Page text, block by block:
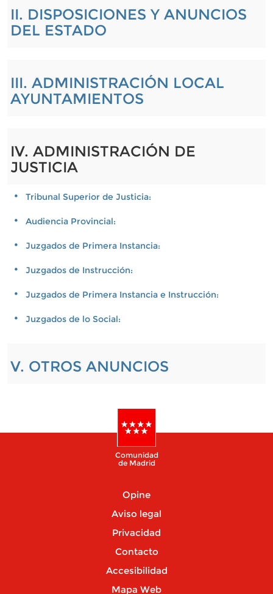
II. DISPOSICIONES Y ANUNCIOS
DEL ESTADO
III. ADMINISTRACIÓN LOCAL
AYUNTAMIENTOS
IV. ADMINISTRACIÓN DE
JUSTICIA
Tribunal Superior de Justicia:
Audiencia Provincial:
Juzgados de Primera Instancia:
Juzgados de Instrucción:
Juzgados de Primera Instancia e Instrucción:
Juzgados de lo Social:
V. OTROS ANUNCIOS
Comunidad
de Madrid
Opine
Aviso legal
Privacidad
Contacto
Accesibilidad
Mapa Web